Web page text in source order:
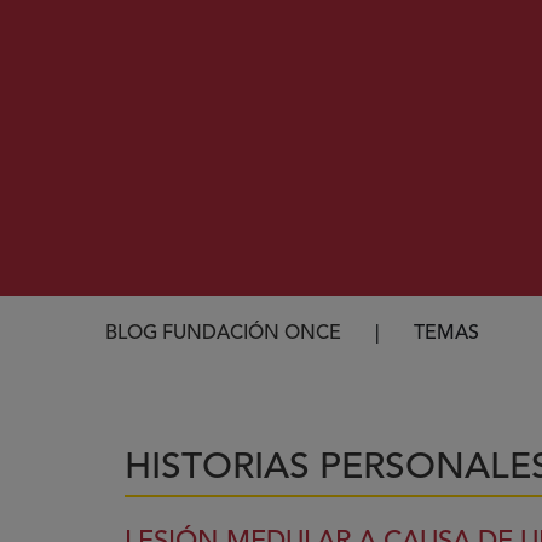
Ruta de navegación
BLOG FUNDACIÓN ONCE TEMAS
HISTORIAS